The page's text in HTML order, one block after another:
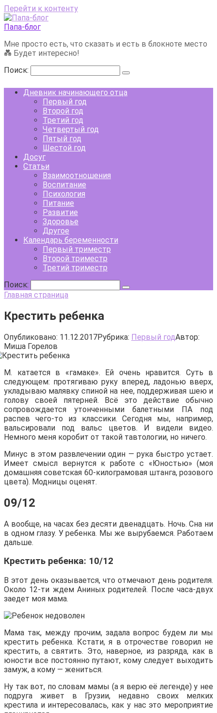
Перейти к контенту
Папа-блог
Мне просто есть, что сказать и есть в блокноте место
💑 Будет интересно!
Поиск:
Дневник начинающего отца
Первый год
Второй год
Третий год
Четвертый год
Пятый год
Шестой год
Досуг
Статьи
Взаимоотношения
Воспитание
Психология
Питание
Развитие
Здоровье
Другое
Календарь беременности
Первый триместр
Второй триместр
Третий триместр
Поиск:
Главная страница
Крестить ребенка
Опубликовано: 11.12.2017Рубрика: Первый годАвтор:
Миша Горелов
М. катается в «гамаке». Ей очень нравится. Суть в
следующем: протягиваю руку вперед, ладонью вверх,
укладываю малявку спиной на нее, поддерживая шею и
голову своей пятерней. Всё это действие обычно
сопровождается утонченными балетными ПА под
распев чего-то из классики. Сегодня мы, например,
вальсировали под вальс цветов. И видели видео.
Немного меня коробит от такой тавтологии, но ничего.
Минус в этом развлечении один — рука быстро устает.
Имеет смысл вернутся к работе с «Юностью» (моя
домашняя советская 60-килограмовая штанга, розового
цвета). Модницы оценят.
09/12
А вообще, на часах без десяти двенадцать. Ночь. Сна ни
в одном глазу. У ребенка. Мы же вырубаемся. Работаем
дальше.
Крестить ребенка: 10/12
В этот день оказывается, что отмечают день родителя.
Около 12-ти ждем Аниных родителей. После часа-двух
заедет моя мама.
Мама так, между прочим, задала вопрос будем ли мы
крестить ребенка. Кстати, я в отрочестве говорил не
крестить, а святить. Это, наверное, из разряда, как в
юности все постоянно путают, кому следует выходить
замуж, а кому — жениться.
Ну так вот, по словам мамы (а я верю её легенде) у нее
подруга живет в Грузии, недавно своих мелких
крестила и интересовалась, как у нас это мероприятие